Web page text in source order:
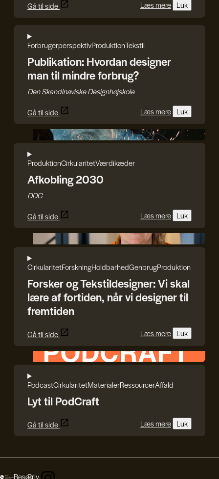
Gå til side
Læs mere Luk
ForbrugerperspektivProduktionTekstil
Publikation: Hvordan designer
man til mindre forbrug?
Den Skandinaviske Designhøjskole
Gå til side
Læs mere Luk
ProduktionCirkularitetVærdikæder
Afkobling 2030
DDC
Gå til side
Læs mere Luk
Rasmus Blicher
CirkularitetForskningHoldbarhedGenbrugProduktion
Forsker og Tekstildesigner: Vi skal
lære af fortiden, når vi designer til
fremtiden
Gå til side Læs mere Luk
HEPHAESTUS
PodcastCirkularitetMaterialerRessourcerAffald
Lyt til PodCraft
Gå til side Læs mere Luk
BesøgPriv